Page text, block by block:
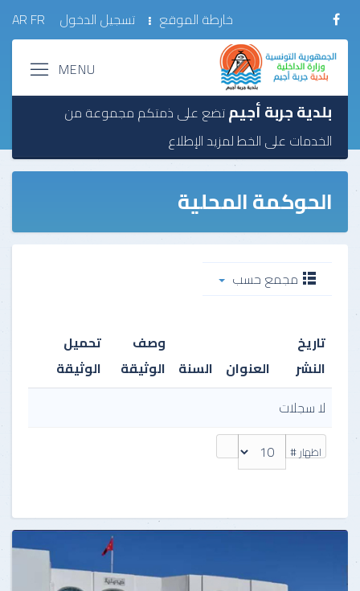
FR
AR خارطة الموقع تسجيل الدخول
بلدية جربة أجيمتضع على ذمتكم مجموعة من
الخدمات على الخطلمزيد الإطلاع
الحوكمة المحلية
مجمع حسب
تاريخ
النشر
العنوان السنة
وصف
الوثيقة
تحميل
الوثيقة
اظهار #
لا سجلات